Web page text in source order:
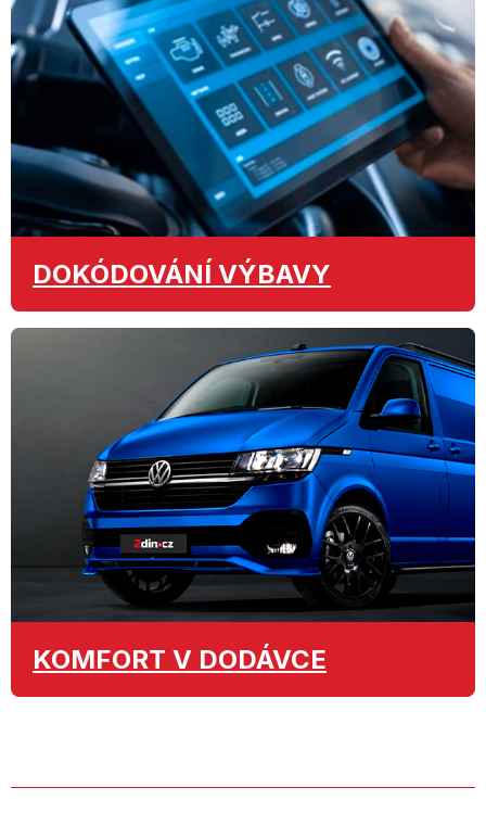
DOKÓDOVÁNÍ VÝBAVY
KOMFORT V DODÁVCE